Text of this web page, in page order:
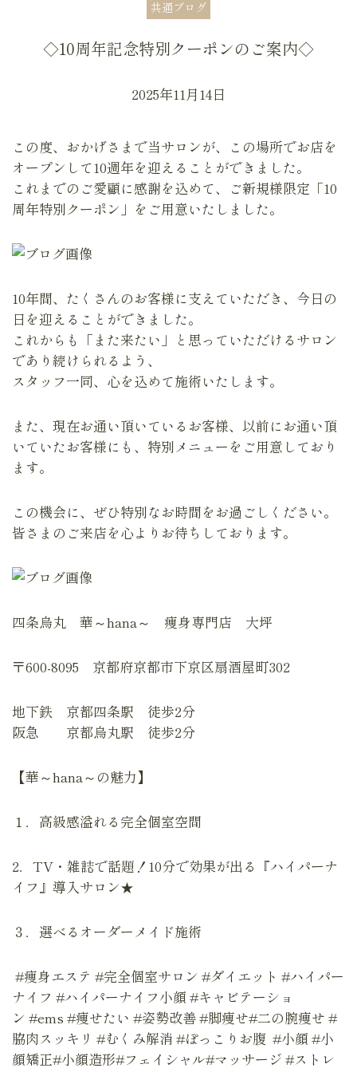
共通ブログ
◇10周年記念特別クーポンのご案内◇
2025年11月14日
この度、おかげさまで当サロンが、この場所でお店を
オープンして10週年を迎えることができました。
これまでのご愛顧に感謝を込めて、ご新規様限定「10
周年特別クーポン」をご用意いたしました。
10年間、たくさんのお客様に支えていただき、今日の
日を迎えることができました。
これからも「また来たい」と思っていただけるサロン
であり続けられるよう、
スタッフ一同、心を込めて施術いたします。
また、現在お通い頂いているお客様、以前にお通い頂
いていたお客様にも、特別メニューをご用意しており
ます。
この機会に、ぜひ特別なお時間をお過ごしください。
皆さまのご来店を心よりお待ちしております。
四条烏丸 華～hana～ 痩身専門店 大坪
〒600-8095 京都府京都市下京区扇酒屋町302
地下鉄 京都四条駅 徒歩2分
阪急 京都烏丸駅 徒歩2分
【華～hana～の魅力】
１．高級感溢れる完全個室空間
2．TV・雑誌で話題！10分で効果が出る『ハイパーナ
イフ』導入サロン★
３．選べるオーダーメイド施術
#痩身エステ #完全個室サロン #ダイエット #ハイパー
ナイフ #ハイパーナイフ小顔 #キャビテーショ
ン #ems #痩せたい #姿勢改善 #脚痩せ#二の腕痩せ #
脇肉スッキリ #むくみ解消 #ぽっこりお腹 #小顔 #小
顔矯正#小顔造形#フェイシャル#マッサージ #ストレ